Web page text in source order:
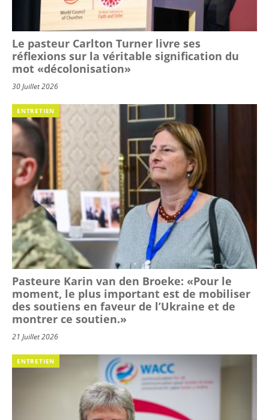
Le pasteur Carlton Turner livre ses
réflexions sur la véritable signification du
mot «décolonisation»
30 Juillet 2026
ENTRETIEN
Pasteure Karin van den Broeke: «Pour le
moment, le plus important est de mobiliser
des soutiens en faveur de l’Ukraine et de
montrer ce soutien.»
21 Juillet 2026
ENTRETIEN